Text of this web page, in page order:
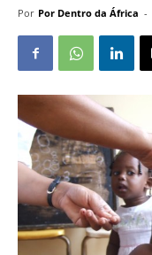
Por Por Dentro da África -